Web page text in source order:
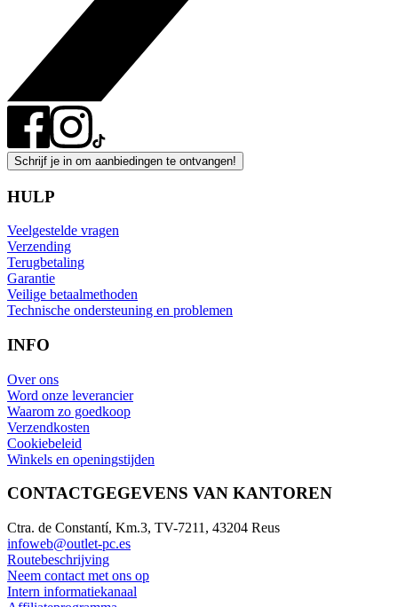
Schrijf je in om aanbiedingen te ontvangen!
HULP
Veelgestelde vragen
Verzending
Terugbetaling
Garantie
Veilige betaalmethoden
Technische ondersteuning en problemen
INFO
Over ons
Word onze leverancier
Waarom zo goedkoop
Verzendkosten
Cookiebeleid
Winkels en openingstijden
CONTACTGEGEVENS VAN KANTOREN
Ctra. de Constantí, Km.3, TV-7211, 43204 Reus
infoweb@outlet-pc.es
Routebeschrijving
Neem contact met ons op
Intern informatiekanaal